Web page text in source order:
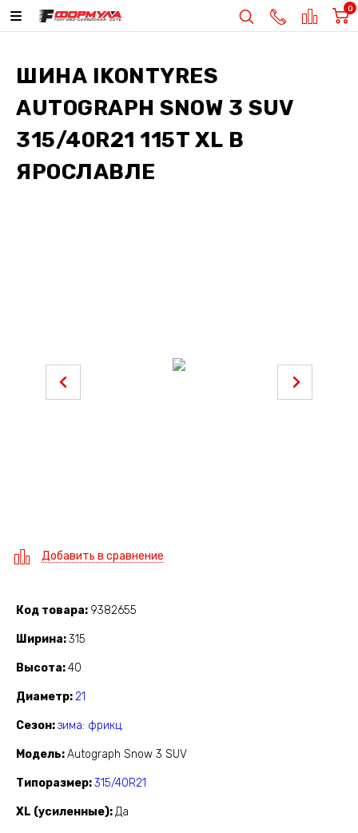
0
ШИНА IKONTYRES
AUTOGRAPH SNOW 3 SUV
315/40R21 115T XL В
ЯРОСЛАВЛЕ
Добавить в сравнение
Код товара 9382655
Ширина 315
Высота 40
Диаметр 21
Сезон зима: фрикц.
Модель Autograph Snow 3 SUV
Типоразмер 315/40R21
XL (усиленные) Да